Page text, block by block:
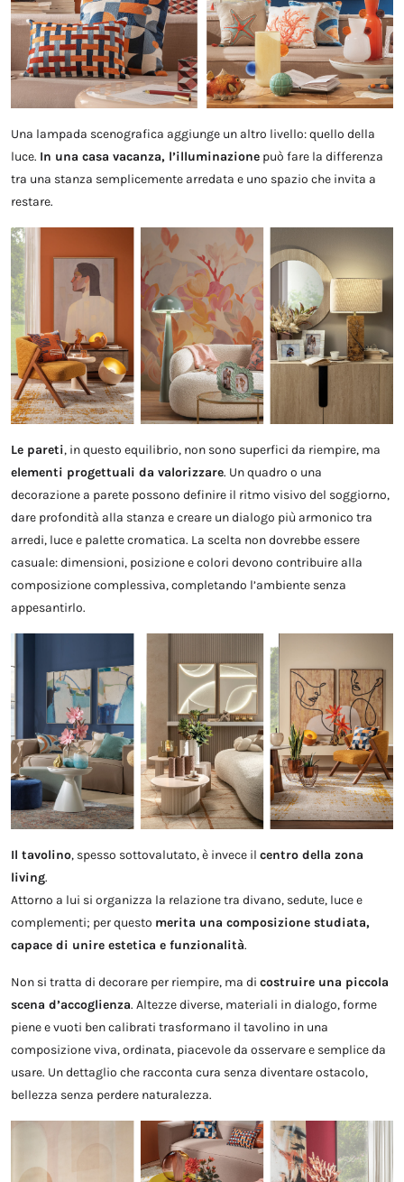
Una lampada scenografica aggiunge un altro livello: quello della
luce. In una casa vacanza, l’illuminazione può fare la differenza
tra una stanza semplicemente arredata e uno spazio che invita a
restare.
Le pareti, in questo equilibrio, non sono superfici da riempire, ma
elementi progettuali da valorizzare. Un quadro o una
decorazione a parete possono definire il ritmo visivo del soggiorno,
dare profondità alla stanza e creare un dialogo più armonico tra
arredi, luce e palette cromatica. La scelta non dovrebbe essere
casuale: dimensioni, posizione e colori devono contribuire alla
composizione complessiva, completando l’ambiente senza
appesantirlo.
Il tavolino, spesso sottovalutato, è invece il centro della zona
living.
Attorno a lui si organizza la relazione tra divano, sedute, luce e
complementi; per questo merita una composizione studiata,
capace di unire estetica e funzionalità.
Non si tratta di decorare per riempire, ma di costruire una piccola
scena d’accoglienza. Altezze diverse, materiali in dialogo, forme
piene e vuoti ben calibrati trasformano il tavolino in una
composizione viva, ordinata, piacevole da osservare e semplice da
usare. Un dettaglio che racconta cura senza diventare ostacolo,
bellezza senza perdere naturalezza.